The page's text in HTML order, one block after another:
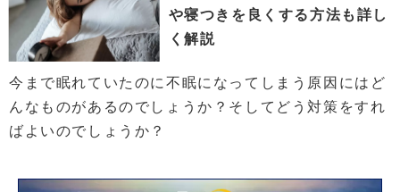
や寝つきを良くする方法も詳し
く解説
今まで眠れていたのに不眠になってしまう原因にはど
んなものがあるのでしょうか？そしてどう対策をすれ
ばよいのでしょうか？